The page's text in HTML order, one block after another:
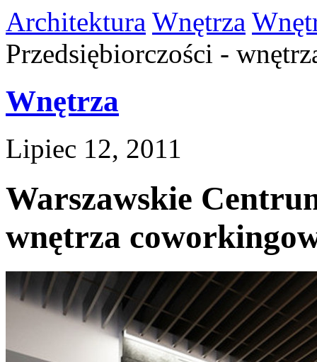
Architektura Wnętrza
Przedsiębiorczości -
Wnętrza
Lipiec 12, 2011
Warszawskie
wnętrza